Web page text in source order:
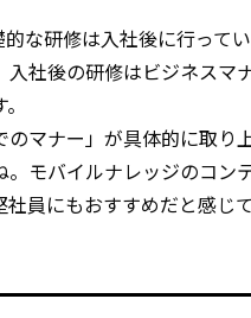
な研修は入社後に行って
入社後の研修はビジネス
のマナー」が具体的に取り
。モバイルナレッジのコン
員にもおすすめだと感じて